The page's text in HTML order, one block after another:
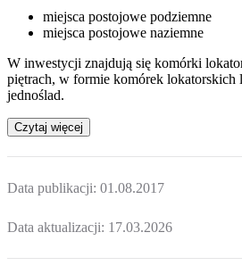
miejsca postojowe podziemne
miejsca postojowe naziemne
W inwestycji znajdują się komórki
piętrach, w formie komórek lokatorskich
jednoślad.
Czytaj więcej
Data publikacji: 01.08.2017
Data aktualizacji: 17.03.2026